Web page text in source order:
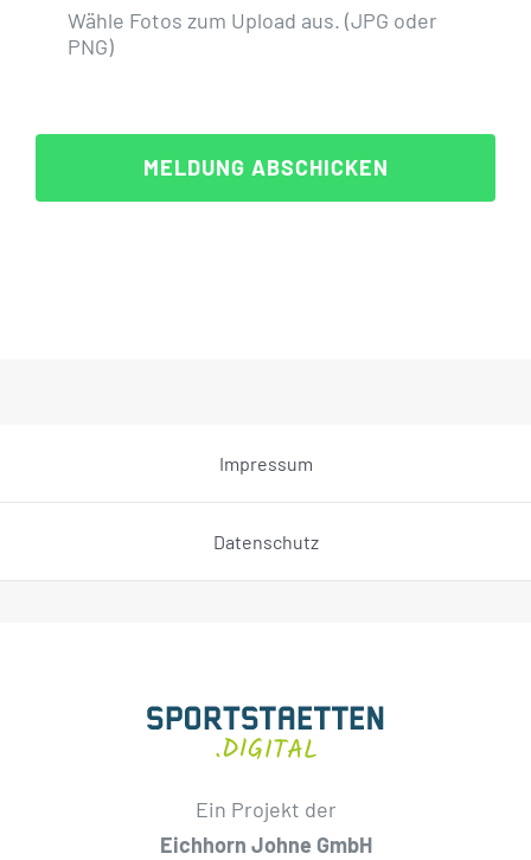
Wähle Fotos zum Upload aus. (JPG oder
PNG)
MELDUNG ABSCHICKEN
Impressum
Datenschutz
Ein Projekt der
Eichhorn Johne GmbH